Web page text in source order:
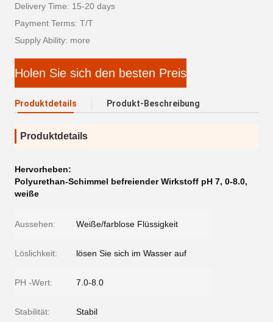
Delivery Time: 15-20 days
Payment Terms: T/T
Supply Ability: more
Holen Sie sich den besten Preis
Produktdetails Produkt-Beschreibung
Produktdetails
Hervorheben:
Polyurethan-Schimmel befreiender Wirkstoff pH 7, 0-8.0,
weiße
Aussehen: Weiße/farblose Flüssigkeit
Löslichkeit: lösen Sie sich im Wasser auf
PH -Wert: 7.0-8.0
Stabilität: Stabil